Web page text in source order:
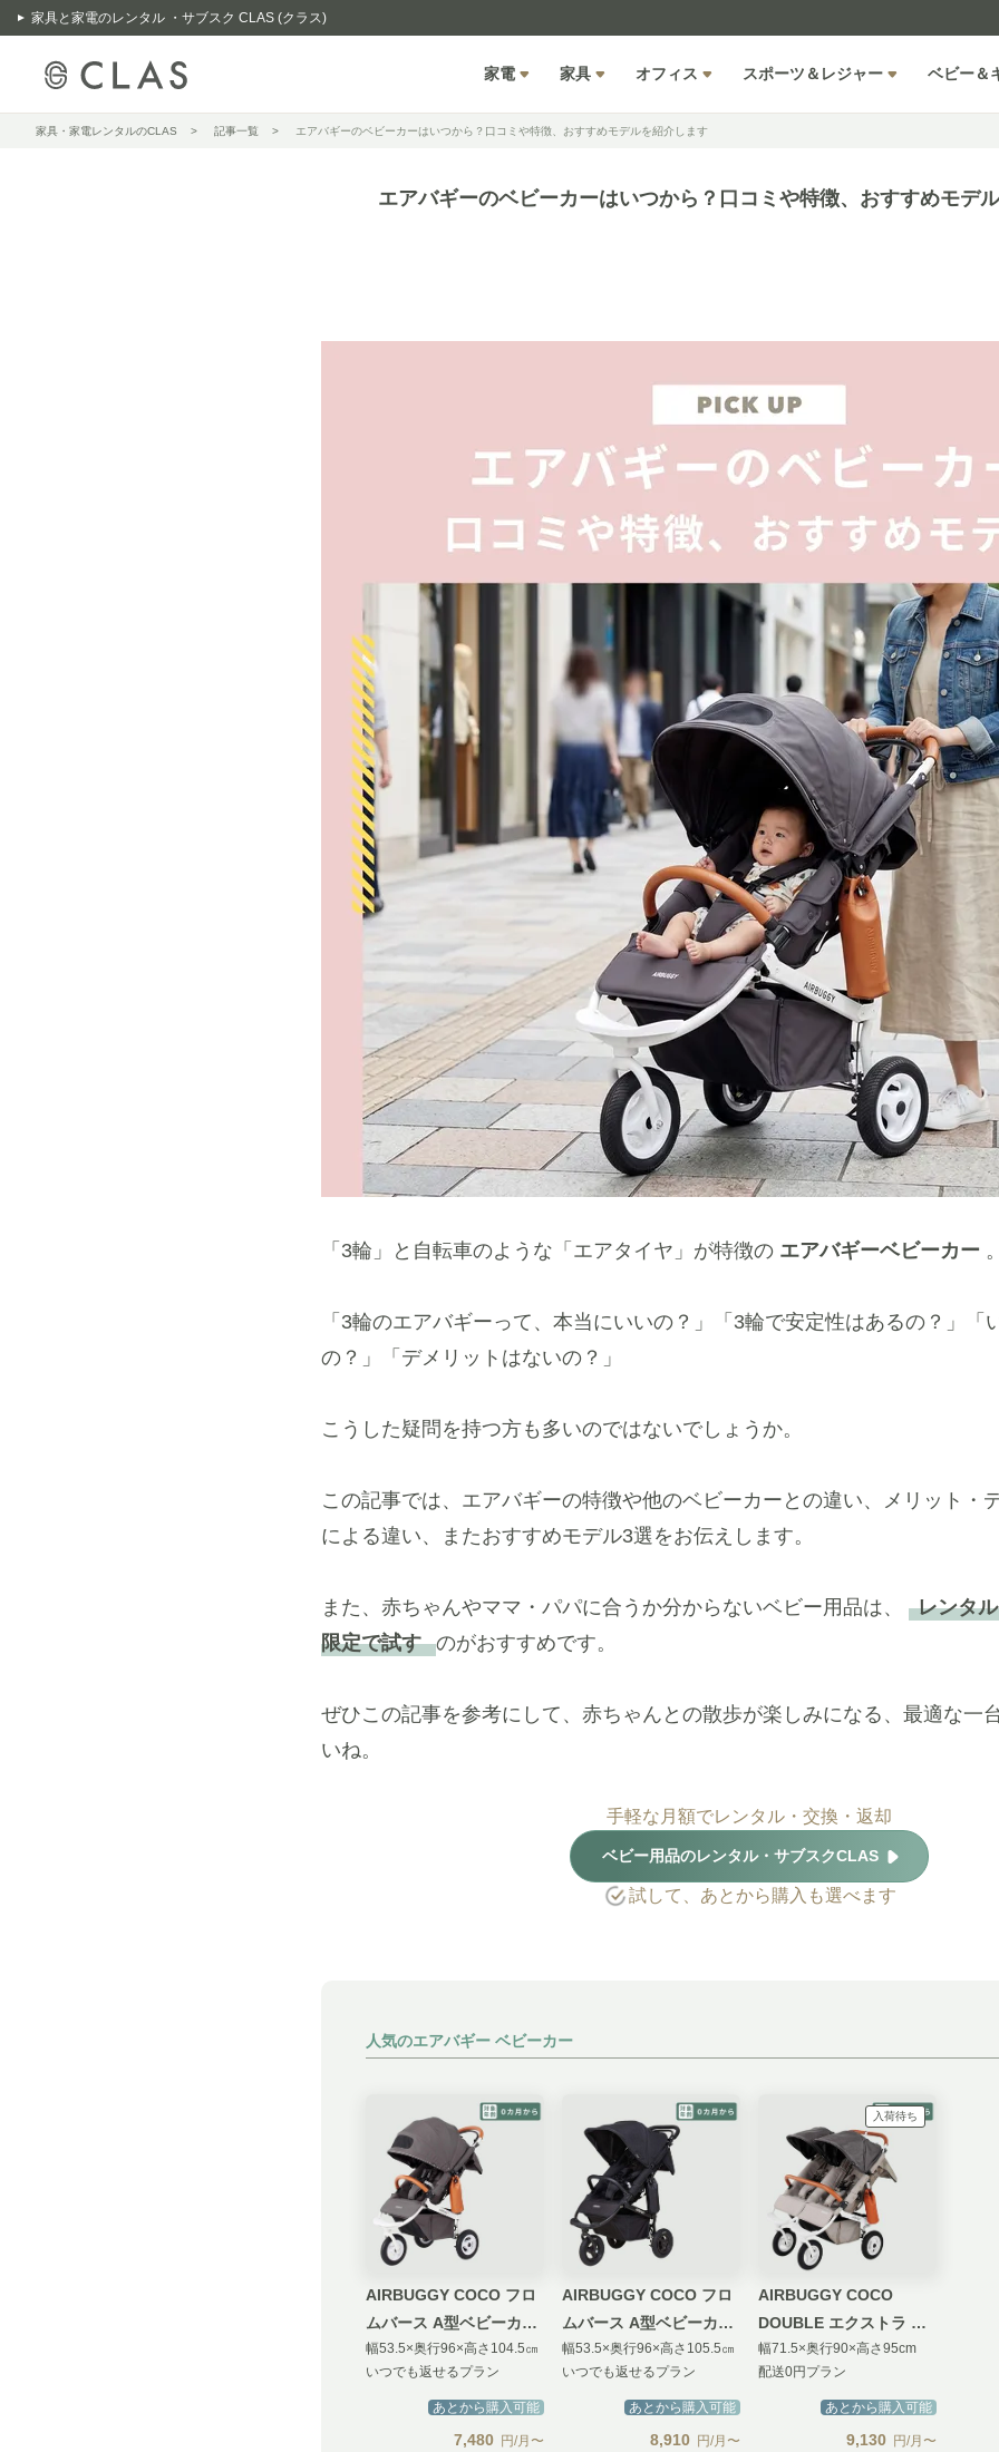
家具と家電のレンタル ・サブスク CLAS (クラス)
家電 家具 オフィス スポーツ＆レジャー ベビー＆
家具・家電レンタルのCLAS 記事一覧 エアバギーのベビーカーはいつから？口コミや特徴、おすすめモデルを紹介します
エアバギーのベビーカーはいつから？口コミや特徴、おすすめモデ
「3輪」と自転車のような「エアタイヤ」が特徴の エアバギーベビーカー 。
「3輪のエアバギーって、本当にいいの？」「3輪で安定性はあるの？」「
の？」「デメリットはないの？」
こうした疑問を持つ方も多いのではないでしょうか。
この記事では、エアバギーの特徴や他のベビーカーとの違い、メリット・
による違い、またおすすめモデル3選をお伝えします。
また、赤ちゃんやママ・パパに合うか分からないベビー用品は、
レンタ
限定で試す のがおすすめです。
ぜひこの記事を参考にして、赤ちゃんとの散歩が楽しみになる、最適な一
いね。
手軽な月額でレンタル・交換・返却
ベビー用品のレンタル・サブスクCLAS
試して、あとから購入も選べます
人気のエアバギー ベビーカー
AIRBUGGY COCO フロ
ムバース A型ベビーカー
BRAKE EX (スタンダー
ドモデル)
幅53.5×奥行96×高さ104.5㎝
いつでも返せるプラン
あとから購入可能
7,480 円/月〜
AIRBUGGY COCO フロ
ムバース A型ベビーカー
プレミアムモデル
幅53.5×奥行96×高さ105.5㎝
いつでも返せるプラン
あとから購入可能
8,910 円/月〜
入荷待ち
AIRBUGGY COCO
DOUBLE エクストラ フ
ロムバース A型ベビーカ
ー
幅71.5×奥行90×高さ95cm
配送0円プラン
あとから購入可能
9,130 円/月〜